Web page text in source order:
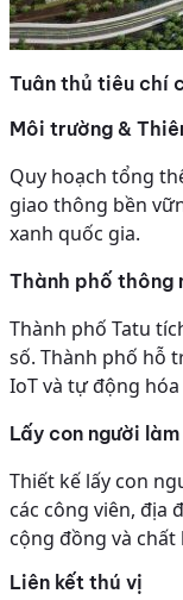
Tuân thủ tiêu chí
Môi trường &
Quy hoạch tổng
giao thông bền
xanh quốc gia.
Thành phố thông
Thành phố Tatu
số. Thành phố hỗ
IoT và tự động
Lấy con người
Thiết kế lấy con
các công viên, địa
cộng đồng và
Liên kết thú vị